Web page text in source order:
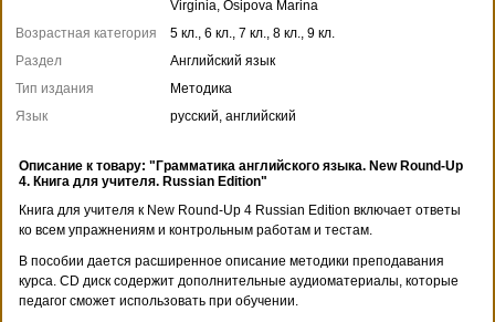
Virginia, Osipova Marina
Возрастная категория
5 кл., 6 кл., 7 кл., 8 кл., 9 кл.
Раздел
Английский язык
Тип издания
Методика
Язык
русский, английский
Описание к товару: "Грамматика английского языка. New Round-Up
4. Книга для учителя. Russian Edition"
Книга для учителя к New Round-Up 4 Russian Edition включает ответы
ко всем упражнениям и контрольным работам и тестам.
В пособии дается расширенное описание методики преподавания
курса. CD диск содержит дополнительные аудиоматериалы, которые
педагог сможет использовать при обучении.